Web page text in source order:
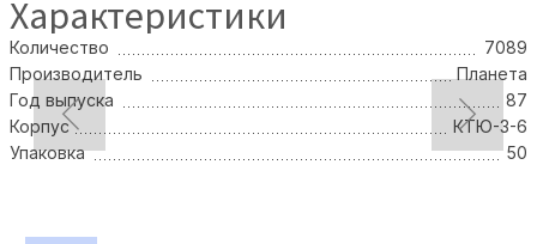
Характеристики
Количество
7089
Производитель
Планета
Год выпуска
87
Корпус
КТЮ-3-6
Упаковка
50